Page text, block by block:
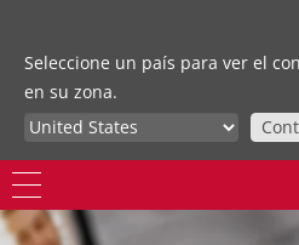
Seleccione un país para ver el
en su zona.